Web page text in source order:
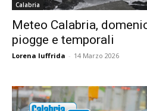
Calabria
Meteo Calabria,
piogge e temporali
Lorena Iuffrida - 14 Marzo 2026